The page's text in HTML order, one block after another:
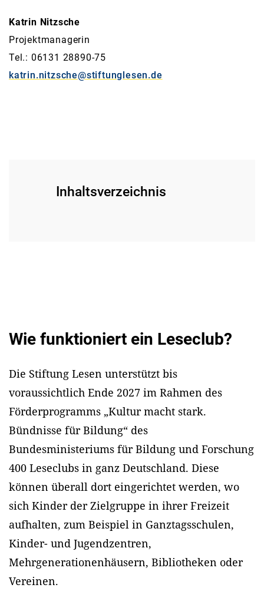
Katrin Nitzsche
Projektmanagerin
Tel.: 06131 28890-75
katrin.nitzsche@stiftunglesen.de
Inhaltsverzeichnis
Wie funktioniert ein Leseclub?
Die Stiftung Lesen unterstützt bis
voraussichtlich Ende 2027 im Rahmen des
Förderprogramms „Kultur macht stark.
Bündnisse für Bildung“ des
Bundesministeriums für Bildung und Forschung
400 Leseclubs in ganz Deutschland. Diese
können überall dort eingerichtet werden, wo
sich Kinder der Zielgruppe in ihrer Freizeit
aufhalten, zum Beispiel in Ganztagsschulen,
Kinder- und Jugendzentren,
Mehrgenerationenhäusern, Bibliotheken oder
Vereinen.